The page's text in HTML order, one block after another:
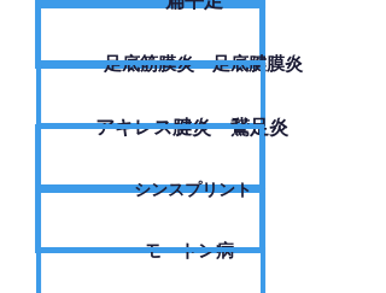
足底筋膜炎・足底腱膜炎
アキレス腱炎・鵞足炎
シンスプリント
モートン病